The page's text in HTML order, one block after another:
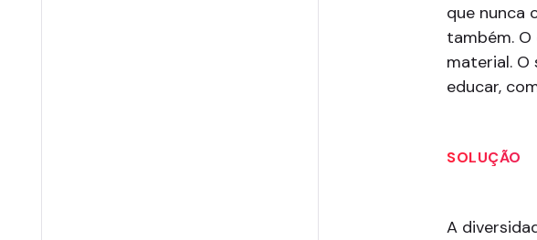
que nunca
também.
material. O
educar,
SOLUÇÃO
A